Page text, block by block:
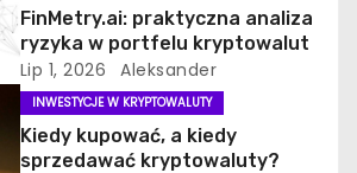
FinMetry.ai: praktyczna analiza
ryzyka w portfelu kryptowalut
Lip 1, 2026 Aleksander
INWESTYCJE W KRYPTOWALUTY
Kiedy kupować, a kiedy
sprzedawać kryptowaluty?